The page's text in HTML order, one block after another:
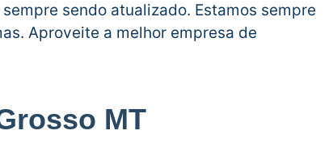
sendo atualizado. Estamos sempre
Aproveite a melhor empresa de
MT